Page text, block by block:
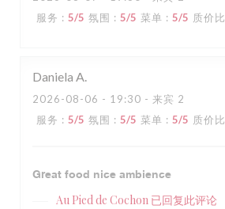
服务 : 5/5 氛围 : 5/5 菜单 : 5/5 质价比
Daniela A
2026-08-06 - 19:30 - 来宾 2
服务 : 5/5 氛围 : 5/5 菜单 : 5/5 质价比
Great food nice ambience
Au Pied de Cochon 已回复此评论